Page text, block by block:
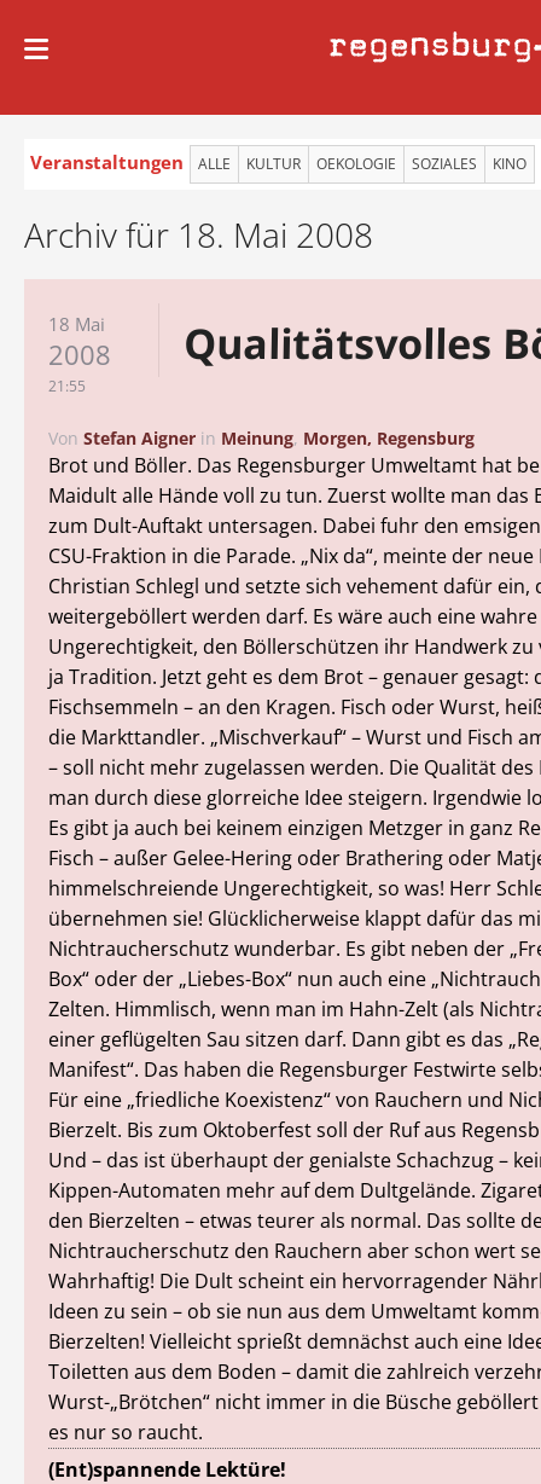
regensburg
Veranstaltungen ALLE KULTUR OEKOLOGIE SOZIALES KINO
Archiv für 18. Mai 2008
18 Mai
2008
21:55
Qualitätsvolles
Von Stefan Aigner in Meinung, Morgen, Regensburg
Brot und Böller. Das Regensburger Umweltamt hat
Maidult alle Hände voll zu tun. Zuerst wollte man das
zum Dult-Auftakt untersagen. Dabei fuhr den
CSU-Fraktion in die Parade. „Nix da“, meinte der
Christian Schlegl und setzte sich vehement dafür ein,
weitergeböllert werden darf. Es wäre auch eine wahre
Ungerechtigkeit, den Böllerschützen ihr Handwerk zu
ja Tradition. Jetzt geht es dem Brot – genauer gesagt:
Fischsemmeln – an den Kragen. Fisch oder Wurst,
die Markttandler. „Mischverkauf“ – Wurst und Fisch
– soll nicht mehr zugelassen werden. Die Qualität des
man durch diese glorreiche Idee steigern. Irgendwie
Es gibt ja auch bei keinem einzigen Metzger in ganz
Fisch – außer Gelee-Hering oder Brathering oder
himmelschreiende Ungerechtigkeit, so was! Herr
übernehmen sie! Glücklicherweise klappt dafür das
Nichtraucherschutz wunderbar. Es gibt neben der
Box“ oder der „Liebes-Box“ nun auch eine
Zelten. Himmlisch, wenn man im Hahn-Zelt (als
einer geflügelten Sau sitzen darf. Dann gibt es das
Manifest“. Das haben die Regensburger Festwirte
Für eine „friedliche Koexistenz“ von Rauchern und
Bierzelt. Bis zum Oktoberfest soll der Ruf aus
Und – das ist überhaupt der genialste Schachzug –
Kippen-Automaten mehr auf dem Dultgelände.
den Bierzelten – etwas teurer als normal. Das sollte
Nichtraucherschutz den Rauchern aber schon wert
Wahrhaftig! Die Dult scheint ein hervorragender
Ideen zu sein – ob sie nun aus dem Umweltamt
Bierzelten! Vielleicht sprießt demnächst auch eine
Toiletten aus dem Boden – damit die zahlreich
Wurst-„Brötchen“ nicht immer in die Büsche
es nur so raucht.
(Ent)spannende Lektüre!